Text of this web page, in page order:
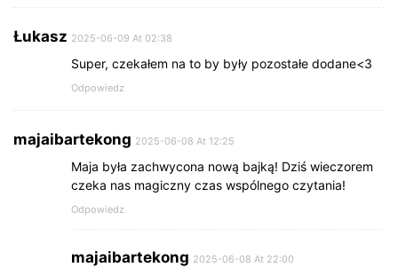
Łukasz 2025-06-09 At 02:38
Super, czekałem na to by były pozostałe dodane<3
Odpowiedz
majaibartekong 2025-06-08 At 12:25
Maja była zachwycona nową bajką! Dziś wieczorem
czeka nas magiczny czas wspólnego czytania!
Odpowiedz
majaibartekong 2025-06-08 At 22:00